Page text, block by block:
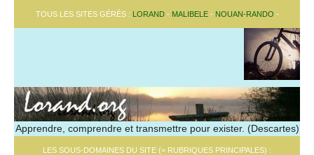
TOUS LES SITES GÉRÉS : LORAND- MALIBELE- NOUAN-RANDO -
Apprendre, comprendre et transmettre pour exister. (Descartes)
LES SOUS-DOMAINES DU SITE (= RUBRIQUES PRINCIPALES) :